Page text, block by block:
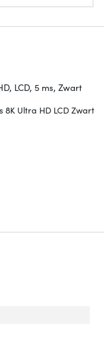
LCD, 5 ms, Zwart
8K Ultra HD LCD Zwart
ratio (dynamisch)'